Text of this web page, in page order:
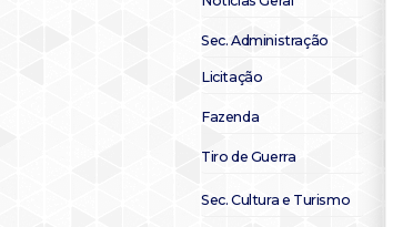
Sec. Administração
Licitação
Fazenda
Tiro de Guerra
Sec. Cultura e Turismo